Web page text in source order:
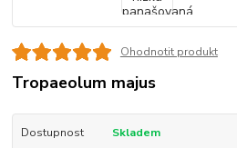
Ohodnotit produkt
Tropaeolum majus
Dostupnost Skladem